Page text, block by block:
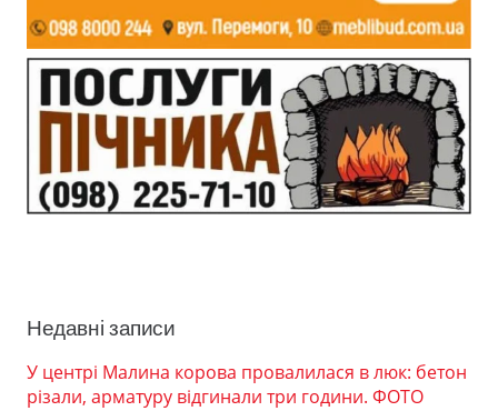
Недавні записи
У центрі Малина корова провалилася в люк: бетон
різали, арматуру відгинали три години. ФОТО